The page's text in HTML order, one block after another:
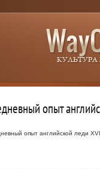
опыт
опыт английской леди